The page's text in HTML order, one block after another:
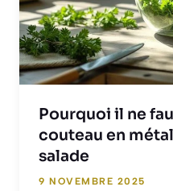
Pourquoi il ne
couteau en
salade
9 NOVEMBRE 2025